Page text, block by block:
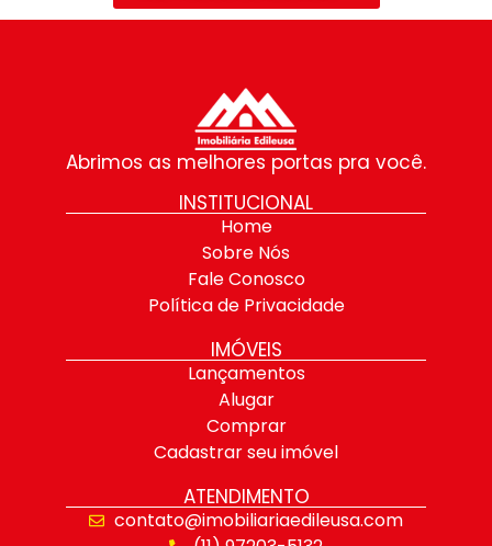
Abrimos as melhores portas pra você.
INSTITUCIONAL
Home
Sobre Nós
Fale Conosco
Política de Privacidade
IMÓVEIS
Lançamentos
Alugar
Comprar
Cadastrar seu imóvel
ATENDIMENTO
contato@imobiliariaedileusa.com